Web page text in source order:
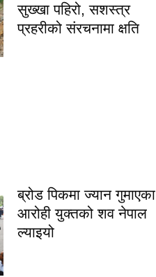
सुख्खा पहिरो, सशस्त्र
प्रहरीको संरचनामा क्षति
ब्रोड पिकमा ज्यान गुमाएका
आरोही युक्तको शव नेपाल
ल्याइयो